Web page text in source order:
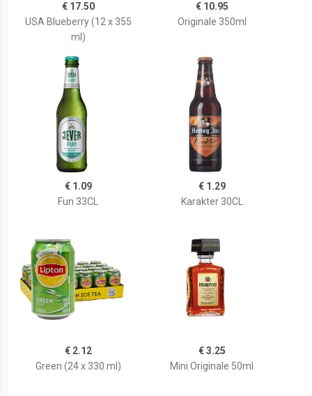
€ 17.50
USA Blueberry (12 x 355
ml)
€ 10.95
Originale 350ml
€ 1.09
Fun 33CL
€ 1.29
Karakter 30CL
€ 2.12
Green (24 x 330 ml)
€ 3.25
Mini Originale 50ml